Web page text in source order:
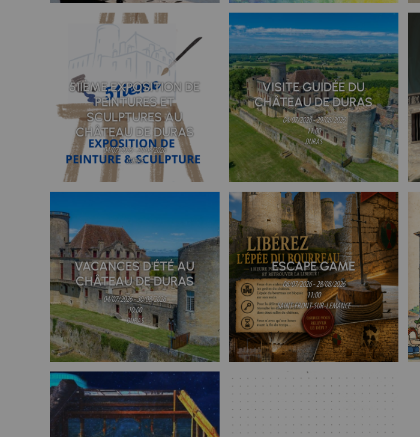
51IÈME EXPOSITION DE
PEINTURES ET
SCULPTURES AU
CHÂTEAU DE DURAS
04/07/2026 - 29/08/2026
DURAS
VISITE GUIDÉE DU
CHÂTEAU DE DURAS
04/07/2026 - 29/08/2026
11:00
DURAS
VACANCES D'ÉTÉ AU
CHÂTEAU DE DURAS
04/07/2026 - 30/08/2026
10:00
DURAS
ESCAPE GAME
06/07/2026 - 28/08/2026
11:00
SAINT-FRONT-SUR-LEMANCE